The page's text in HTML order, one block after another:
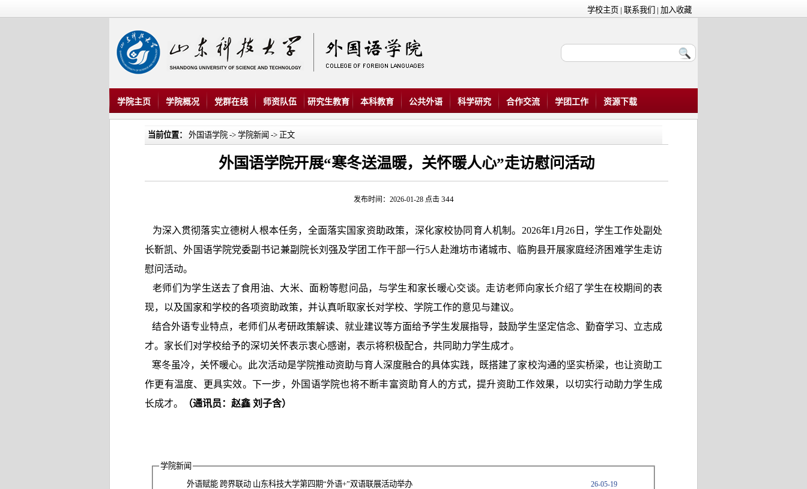
学校主页 | 联系我们 | 加入收藏
学院主页 学院概况 党群在线 师资队伍 研究生教育 本科教育 公共外语 科学研究 合作交流 学团工作 资源下载
当前位置： 外国语学院 -> 学院新闻 -> 正文
外国语学院开展“寒冬送温暖，关怀暖人心”走访慰问活动
发布时间：2026-01-28 点击 344
为深入贯彻落实立德树人根本任务，全面落实国家资助政策，深化家校协同育人机制。2026年1月26日，学生工作处副处
长靳凯、外国语学院党委副书记兼副院长刘强及学团工作干部一行5人赴潍坊市诸城市、临朐县开展家庭经济困难学生走访
慰问活动。
老师们为学生送去了食用油、大米、面粉等慰问品，与学生和家长暖心交谈。走访老师向家长介绍了学生在校期间的表
现，以及国家和学校的各项资助政策，并认真听取家长对学校、学院工作的意见与建议。
结合外语专业特点，老师们从考研政策解读、就业建议等方面给予学生发展指导，鼓励学生坚定信念、勤奋学习、立志成
才。家长们对学校给予的深切关怀表示衷心感谢，表示将积极配合，共同助力学生成才。
寒冬虽冷，关怀暖心。此次活动是学院推动资助与育人深度融合的具体实践，既搭建了家校沟通的坚实桥梁，也让资助工
作更有温度、更具实效。下一步，外国语学院也将不断丰富资助育人的方式，提升资助工作效果，以切实行动助力学生成
长成才。
（通讯员：赵鑫 刘子含）
学院新闻
外语赋能 跨界联动 山东科技大学第四期“外语+”双语联展活动举办
26-05-19